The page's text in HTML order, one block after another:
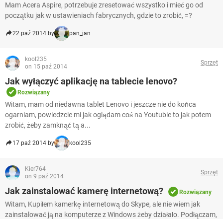
Mam Acera Aspire, potrzebuje zresetować wszystko i mieć go od
początku jak w ustawieniach fabrycznych, gdzie to zrobić, =?
22 paź 2014 by pan_jan
kool235
on 15 paź 2014
Sprzęt
Jak wyłączyć aplikację na tablecie lenovo?
Rozwiązany
Witam, mam od niedawna tablet Lenovo i jeszcze nie do końca
ogarniam, powiedzcie mi jak oglądam coś na Youtubie to jak potem
zrobić, żeby zamknąć tą a...
17 paź 2014 by kool235
Kier764
on 9 paź 2014
Sprzęt
Jak zainstalować kamerę internetową? Rozwiązany
Witam, Kupiłem kamerkę internetową do Skype, ale nie wiem jak
zainstalować ją na komputerze z Windows żeby działało. Podłączam,